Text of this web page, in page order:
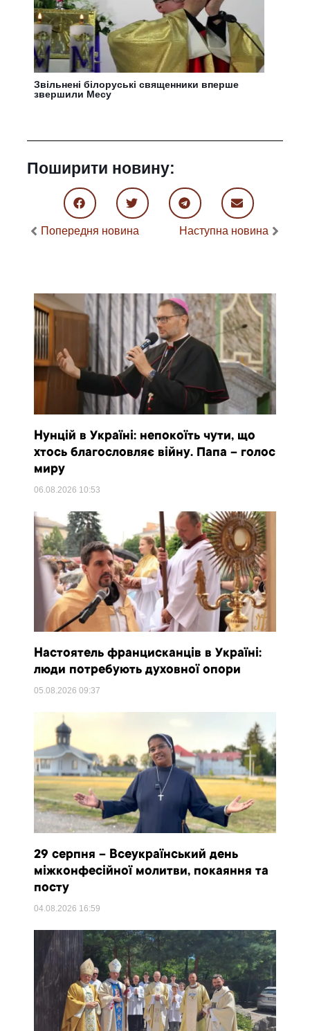
Звільнені білоруські священники вперше
звершили Месу
Поширити новину:
Попередня новина Наступна новина
Нунцій в Україні: непокоїть чути, що
хтось благословляє війну. Папа – голос
миру
06.08.2026 10:53
Настоятель францисканців в Україні:
люди потребують духовної опори
05.08.202609:37
29 серпня – Всеукраїнський день
міжконфесійної молитви, покаяння та
посту
04.08.2026 16:59